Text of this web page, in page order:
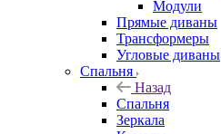
Модули
Прямые диваны
Трансформеры
Угловые диваны
Спальня
Назад
Спальня
Зеркала